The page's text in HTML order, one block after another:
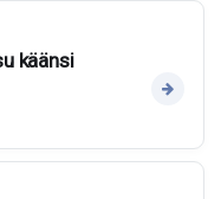
käänsi